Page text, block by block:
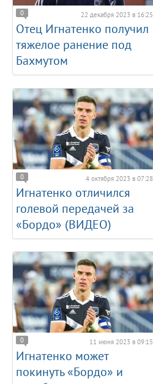
0 22 декабря 2023 в 16:25
Отец Игнатенко получил
тяжелое ранение под
Бахмутом
0 4 октября 2023 в 07:28
Игнатенко отличился
голевой передачей за
«Бордо» (ВИДЕО)
0 11 июня 2023 в 09:15
Игнатенко может
покинуть «Бордо» и